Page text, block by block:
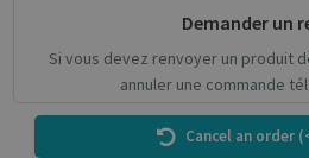
Demander un
Si vous devez renvoyer un produit
annuler une commande
Cancel an order